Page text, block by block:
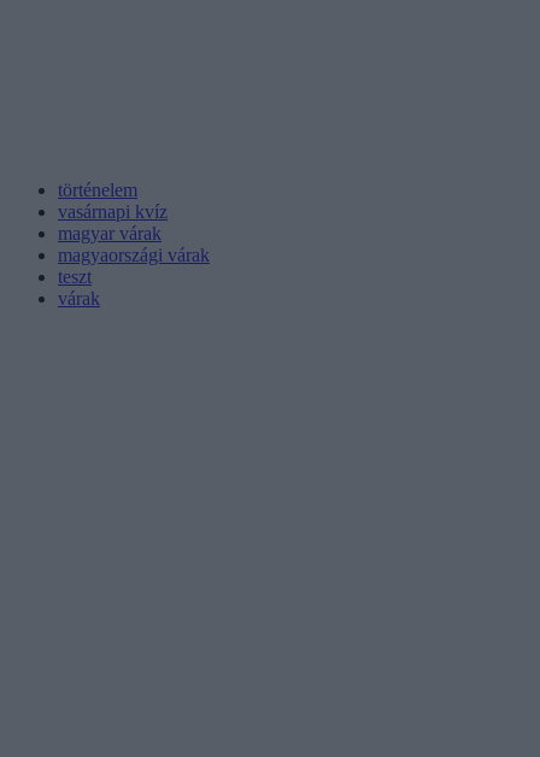
történelem
vasárnapi kvíz
magyar várak
magyaországi várak
teszt
várak